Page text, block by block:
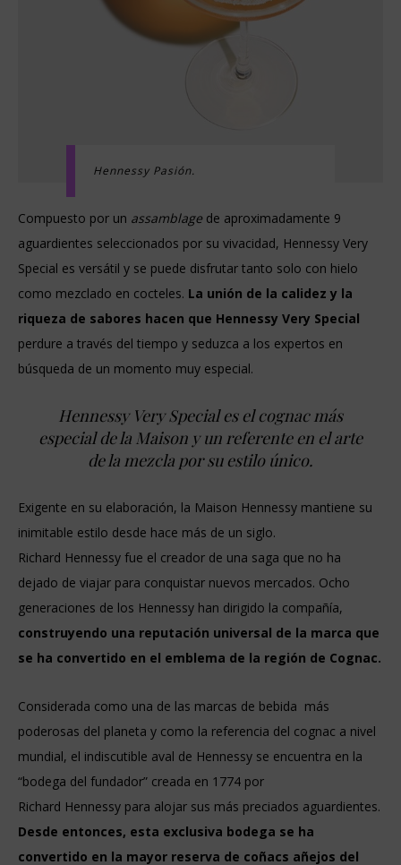
Hennessy Pasión.
Compuesto por un assamblage de aproximadamente 9
aguardientes seleccionados por su vivacidad, Hennessy Very
Special es versátil y se puede disfrutar tanto solo con hielo
como mezclado en cocteles. La unión de la calidez y la
riqueza de sabores hacen que Hennessy Very Special
perdure a través del tiempo y seduzca a los expertos en
búsqueda de un momento muy especial.
Hennessy Very Special es el cognac más
especial de la Maison y un referente en el arte
de la mezcla por su estilo único.
Exigente en su elaboración, la Maison Hennessy mantiene su
inimitable estilo desde hace más de un siglo.
Richard Hennessy fue el creador de una saga que no ha
dejado de viajar para conquistar nuevos mercados. Ocho
generaciones de los Hennessy han dirigido la compañía,
construyendo una reputación universal de la marca que
se ha convertido en el emblema de la región de Cognac.
Considerada como una de las marcas de bebida más
poderosas del planeta y como la referencia del cognac a nivel
mundial, el indiscutible aval de Hennessy se encuentra en la
“bodega del fundador” creada en 1774 por
Richard Hennessy para alojar sus más preciados aguardientes.
Desde entonces, esta exclusiva bodega se ha
convertido en la mayor reserva de coñacs añejos del